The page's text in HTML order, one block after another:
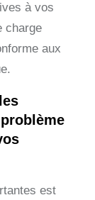
à vos
charge
aux
est